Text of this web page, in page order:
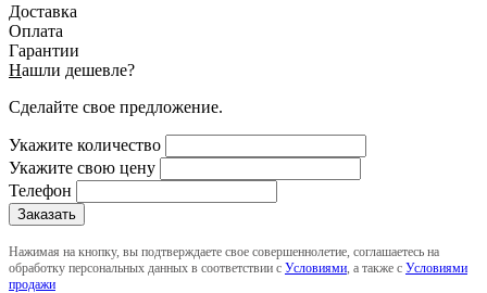
Доставка
Оплата
Гарантии
Нашли дешевле?
Сделайте свое предложение.
Укажите количество
Укажите свою цену
Телефон
Нажимая на кнопку, вы подтверждаете свое совершеннолетие, соглашаетесь на
обработку персональных данных в соответствии с Условиями , а также с Условиями
продажи